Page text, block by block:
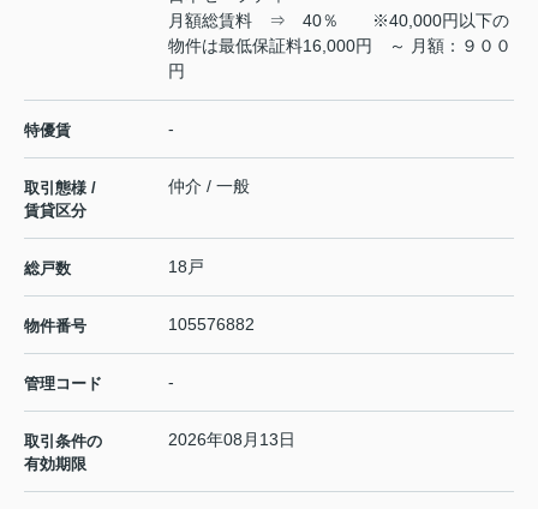
月額総賃料 ⇒ 40％ ※40,000円以下の
物件は最低保証料16,000円 ～ 月額：９００
円
特優賃 -
取引態様 /
賃貸区分
仲介 / 一般
総戸数 18戸
物件番号 105576882
管理コード -
取引条件の
有効期限
2026年08月13日